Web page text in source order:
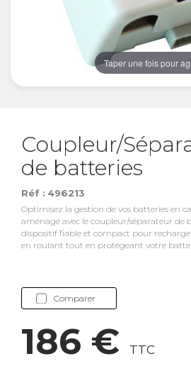
Taper une fois pour
Coupleur/
de batteries
Réf : 496213
Optimisez la gestion de vos batteries en
aménagé avec le coupleur/séparateur de
dispositif fiable et compact pour
en roulant tout en protégeant votre
Comparer
186 € TTC